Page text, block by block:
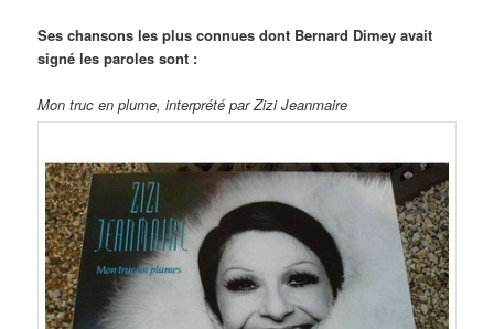
Ses chansons les plus connues dont Bernard Dimey avait
signé les paroles sont :
Mon truc en plume, interprété par Zizi Jeanmaire